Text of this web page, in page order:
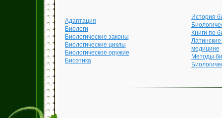
Адаптация
Биологи
Биологические законы
Биологические циклы
Биологическое оружие
Биоэтика
История
Книги по
медицине
Методы